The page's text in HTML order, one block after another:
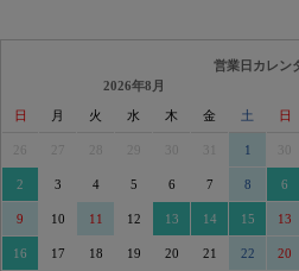
営業日カレン
2026年8月
日 月 火 水 木 金 土
29 30 31 1
2 3 4 5 6 7 8
9 10 11 12 13 14 15
16 17 18 19 20 21 22
日
30
6
13
20